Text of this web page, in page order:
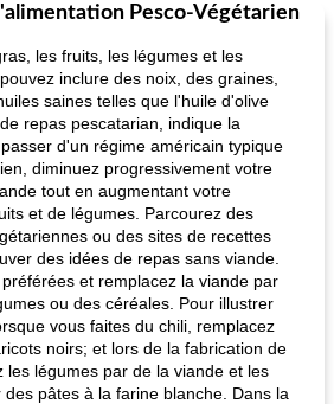
25min
quinoa petit déjeuner méditerranéen
45min
Viande et volaille
Pesco-Végétarien
les fruits, les légumes et les
inclure des noix, des graines,
saines telles que l'huile d'olive
repas pescatarian, indique la
d'un régime américain typique
diminuez progressivement votre
tout en augmentant votre
et de légumes. Parcourez des
ou des sites de recettes
des idées de repas sans viande.
et remplacez la viande par
ou des céréales. Pour illustrer
vous faites du chili, remplacez
noirs; et lors de la fabrication de
les légumes par de la viande et les
pâtes à la farine blanche. Dans la